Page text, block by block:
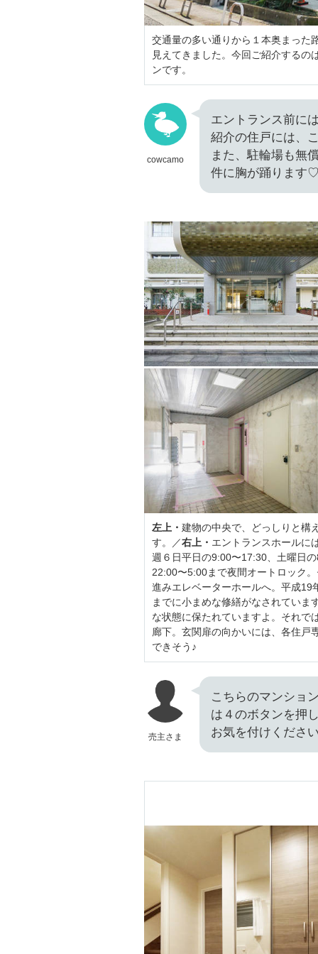
交通量の多い通りから１本奥まった
見えてきました。今回ご紹介する
ンです。
cowcamo
エントランス前に
紹介の住戸には、
また、駐輪場も無
件に胸が踊ります
左上・ 建物の中央で、どっしりと構
す。／右上・ エントランスホールに
週６日平日の9:00〜17:30、土曜日
22:00〜5:00まで夜間オートロック
進みエレベーターホールへ。平成19
までに小まめな修繕がなされていま
な状態に保たれていますよ。それで
廊下。玄関扉の向かいには、各住戸
できそう♪
売主さま
こちらのマンショ
は４のボタンを押
お気を付けくださ